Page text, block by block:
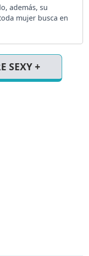
además, su
mujer busca en
SEXY +